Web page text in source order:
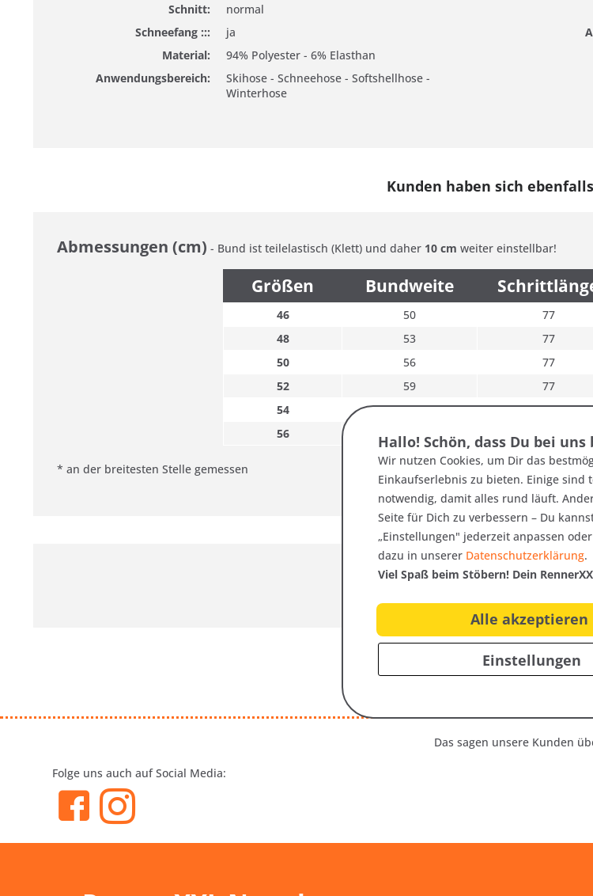
Schnitt:
normal
Schneefang :::
ja
Material:
94% Polyester - 6% Elasthan
Anwendungsbereich:
Skihose - Schneehose - Softshellhose -
Winterhose
Kunden haben sich
Abmessungen (cm) - Bund ist teilelastisch (Klett) und daher 10 cm weiter einstellbar!
Größen Bundweite
46 50 77
48
53 77
50
56 77
52
59 77
54
62 77
56
65 77
* an der breitesten Stelle gemessen
Trusted Shops
Das sagen unsere Kunden
Folge uns auch auf Social Media:
Hallo! Schön, dass Du bei uns
Wir nutzen Cookies, um Dir das
Einkaufserlebnis zu bieten. Einige sind
notwendig, damit alles rund läuft.
Seite für Dich zu verbessern – Du
„Einstellungen" jederzeit anpassen
dazu in unserer Datenschutzerklärung.
Viel Spaß beim Stöbern! Dein
Alle akzeptieren
Einstellungen